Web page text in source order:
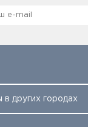
в других городах